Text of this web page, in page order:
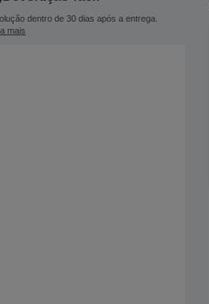
dentro de 30 dias após a entrega.
mais